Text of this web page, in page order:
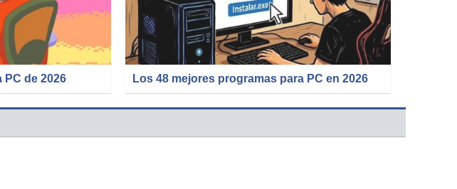
PC de 2026 Los 48 mejores programas para PC en 2026